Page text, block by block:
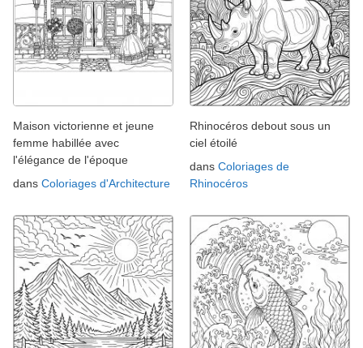
Maison victorienne et jeune
femme habillée avec
l'élégance de l'époque
dans Coloriages d'Architecture
Rhinocéros debout sous un
ciel étoilé
dans Coloriages de
Rhinocéros